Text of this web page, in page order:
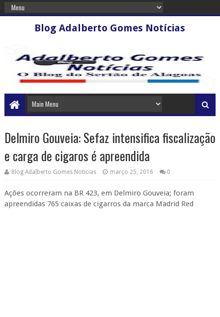
Blog Adalberto Gomes Notícias
Delmiro Gouveia: Sefaz intensifica fiscalização
e carga de cigaros é apreendida
Blog Adalberto Gomes Noticias março 25, 2016 0
Ações ocorreram na BR 423, em Delmiro Gouveia; foram
apreendidas 765 caixas de cigarros da marca Madrid Red